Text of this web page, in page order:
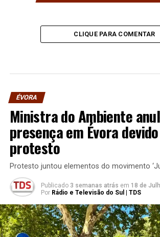
CLIQUE PARA COMENTAR
ÉVORA
Ministra do Ambiente
presença em Évora
protesto
Protesto juntou elementos do movimento
Publicado 3 semanas atrás em 18 de
Por Rádio e Televisão do Sul | TDS